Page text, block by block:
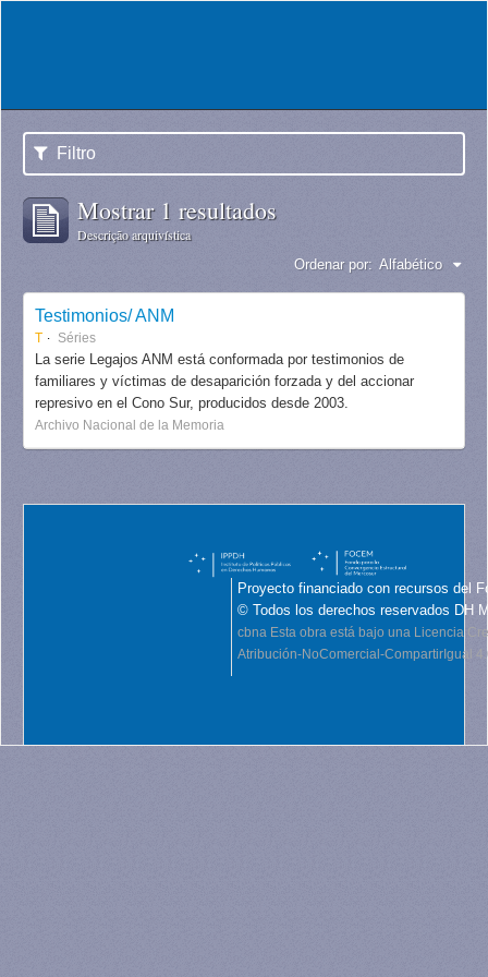
Filtro
Mostrar 1 resultados
Descrição arquivística
Ordenar por: Alfabético
Testimonios/ ANM
T Séries
La serie Legajos ANM está conformada por testimonios de
familiares y víctimas de desaparición forzada y del accionar
represivo en el Cono Sur, producidos desde 2003.
Archivo Nacional de la Memoria
Proyecto financiado con recursos del
© Todos los derechos reservados DH
cbna Esta obra está bajo una Licencia
Atribución-NoComercial-CompartirIgual